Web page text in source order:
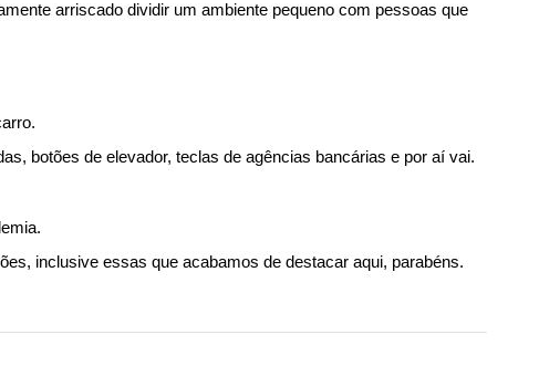
arriscado dividir um ambiente pequeno com pessoas que
botões de elevador, teclas de agências bancárias e por aí vai.
inclusive essas que acabamos de destacar aqui, parabéns.